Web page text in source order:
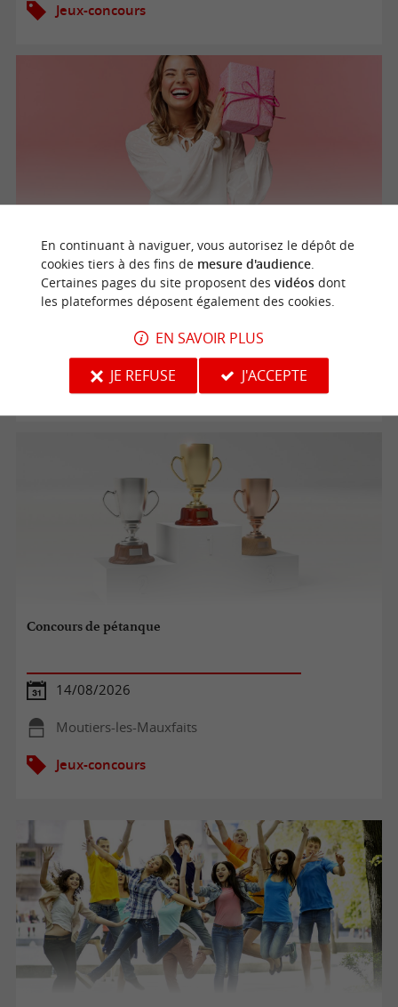
Jeux-concours
Concours de pétanque
14/08/2026
Moutiers-les-Mauxfaits
Jeux-concours
Concours de pétanque
14/08/2026
Moutiers-les-Mauxfaits
Jeux-concours
En continuant à naviguer, vous autorisez le dépôt de
cookies tiers à des fins de mesure d'audience.
Certaines pages du site proposent des vidéosdont
les plateformes déposent également des cookies.
EN SAVOIR PLUS
JE REFUSE
J'ACCEPTE